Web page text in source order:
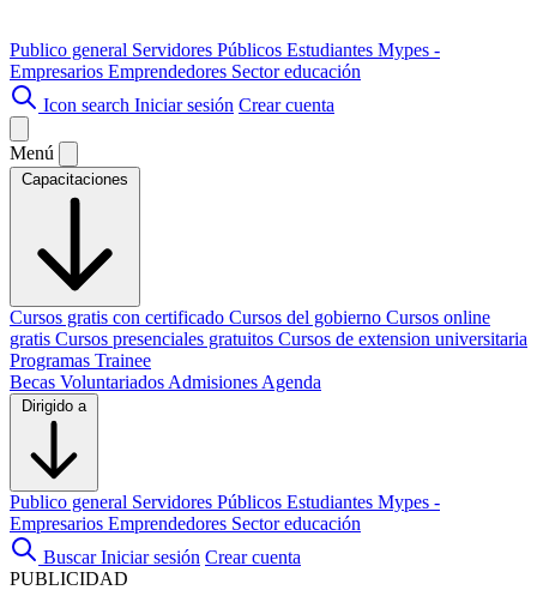
Publico general Servidores Públicos Estudiantes Mypes -
Empresarios Emprendedores Sector educación
Icon search Iniciar sesión Crear cuenta
Menú
Capacitaciones
Cursos gratis con certificado Cursos del gobierno Cursos online
gratis Cursos presenciales gratuitos Cursos de extension universitaria
Programas Trainee
Becas Voluntariados Admisiones Agenda
Dirigido a
Publico general Servidores Públicos Estudiantes Mypes -
Empresarios Emprendedores Sector educación
Buscar Iniciar sesión Crear cuenta
PUBLICIDAD